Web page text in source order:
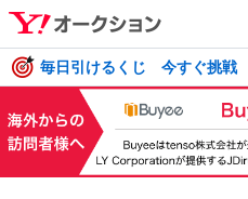
毎日引けるくじ 今すぐ挑戦